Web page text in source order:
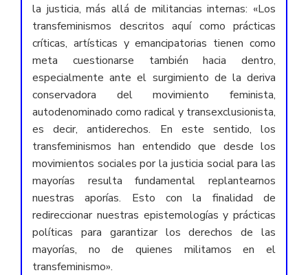
la justicia, más allá de militancias internas: «Los
transfeminismos descritos aquí como prácticas
críticas, artísticas y emancipatorias tienen como
meta cuestionarse también hacia dentro,
especialmente ante el surgimiento de la deriva
conservadora del movimiento feminista,
autodenominado como radical y transexclusionista,
es decir, antiderechos. En este sentido, los
transfeminismos han entendido que desde los
movimientos sociales por la justicia social para las
mayorías resulta fundamental replantearnos
nuestras aporías. Esto con la finalidad de
redireccionar nuestras epistemologías y prácticas
políticas para garantizar los derechos de las
mayorías, no de quienes militamos en el
transfeminismo».